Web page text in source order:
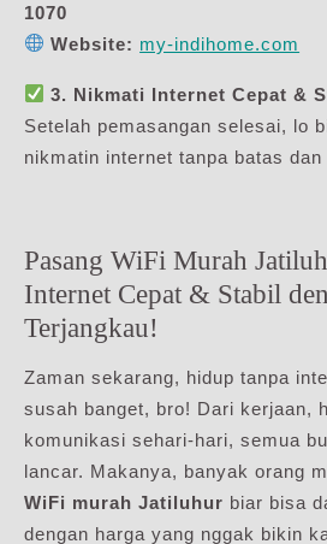
1070
Website: my-indihome.com
3. Nikmati Internet Cepat &
Setelah pemasangan selesai, lo
nikmatin internet tanpa batas dan
Pasang WiFi Murah
Internet Cepat & Stabil
Terjangkau!
Zaman sekarang, hidup tanpa
susah banget, bro! Dari kerjaan,
komunikasi sehari-hari, semua
lancar. Makanya, banyak orang
WiFi murah Jatiluhur biar bisa
dengan harga yang nggak bikin